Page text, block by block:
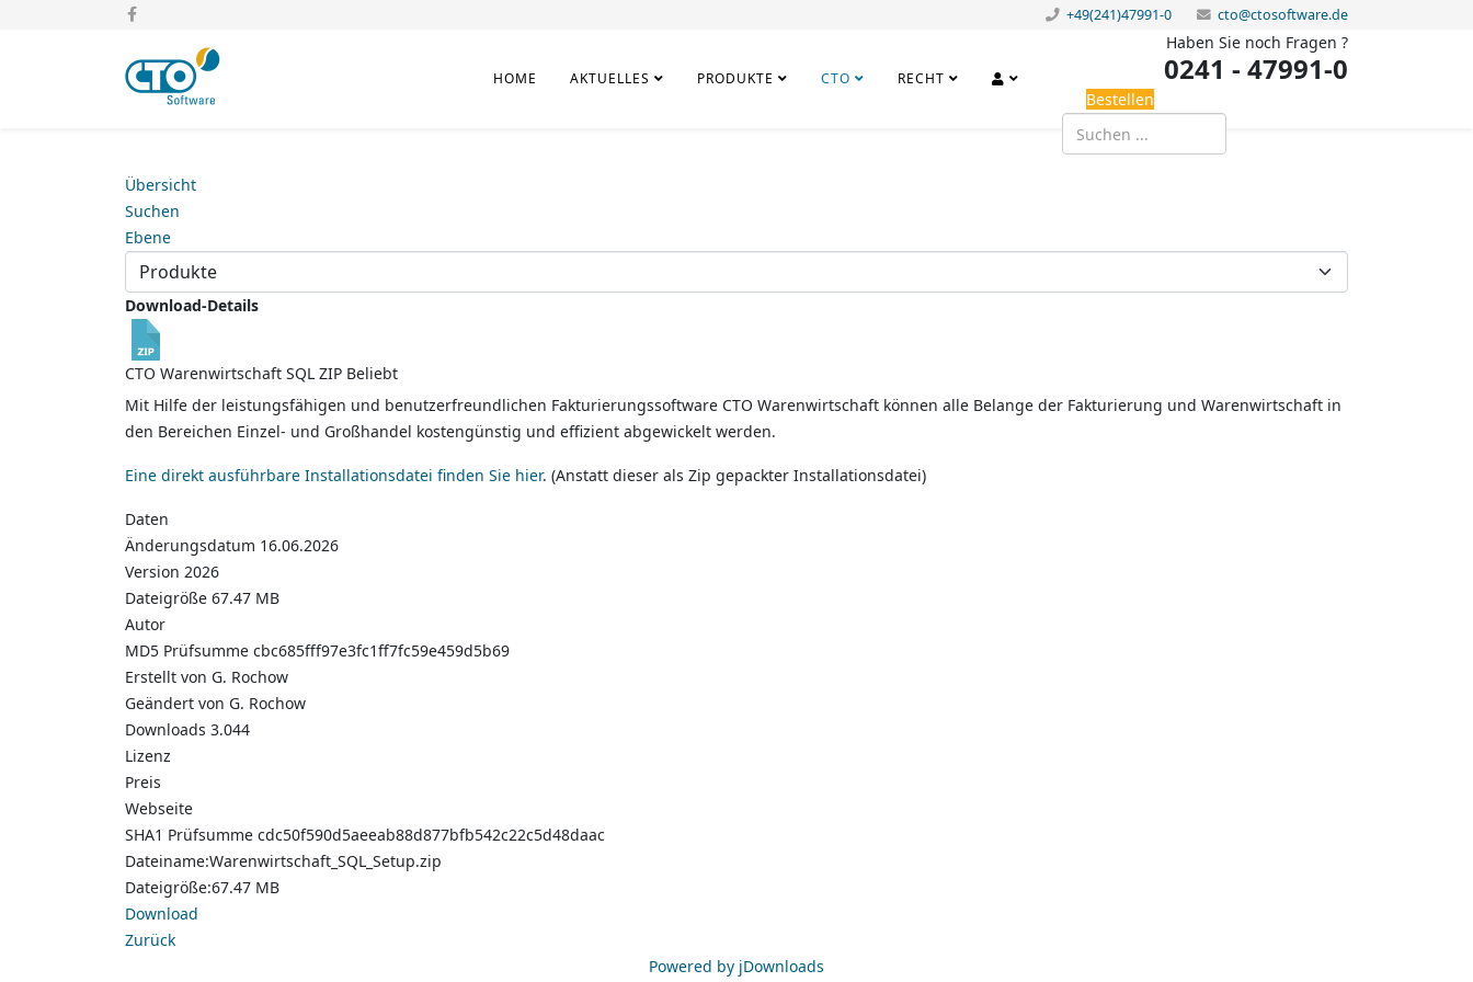
+49(241)47991-0 cto@ctosoftware.de
HOME AKTUELLES PRODUKTE CTO RECHT
Haben Sie noch Fragen ?
0241 - 47991-0
Bestellen
Übersicht
Suchen
Ebene
Download-Details
CTO Warenwirtschaft SQL ZIP Beliebt
Mit Hilfe der leistungsfähigen und benutzerfreundlichen Fakturierungssoftware CTO Warenwirtschaft können alle Belange der Fakturierung und Warenwirtschaft in
den Bereichen Einzel- und Großhandel kostengünstig und effizient abgewickelt werden.
Eine direkt ausführbare Installationsdatei finden Sie hier. (Anstatt dieser als Zip gepackter Installationsdatei)
Daten
Änderungsdatum 16.06.2026
Version 2026
Dateigröße 67.47 MB
Autor
MD5 Prüfsumme cbc685fff97e3fc1ff7fc59e459d5b69
Erstellt von G. Rochow
Geändert von G. Rochow
Downloads 3.044
Lizenz
Preis
Webseite
SHA1 Prüfsumme cdc50f590d5aeeab88d877bfb542c22c5d48daac
Dateiname:Warenwirtschaft_SQL_Setup.zip
Dateigröße:67.47 MB
Download
Zurück
Powered by jDownloads